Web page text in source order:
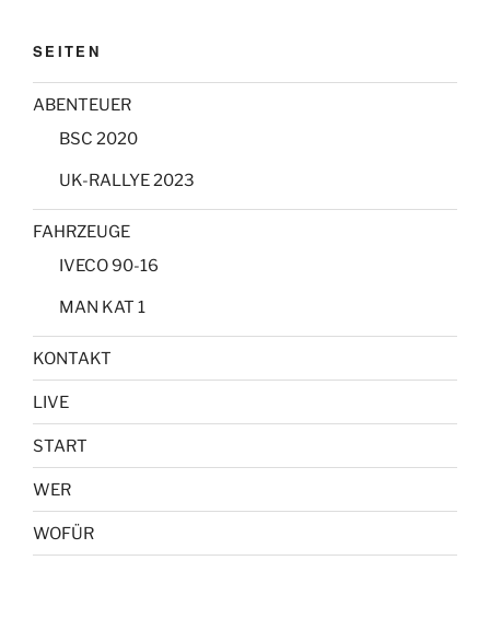
SEITEN
ABENTEUER
BSC 2020
UK-RALLYE 2023
FAHRZEUGE
IVECO 90-16
MAN KAT 1
KONTAKT
LIVE
START
WER
WOFÜR